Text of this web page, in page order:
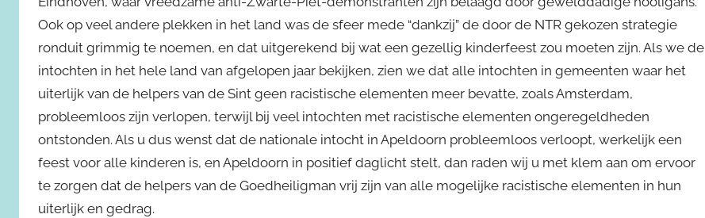
Ook op veel andere plekken in het land was de sfeer mede “dankzij” de door de NTR gekozen strategie
ronduit grimmig te noemen, en dat uitgerekend bij wat een gezellig kinderfeest zou moeten zijn. Als we de
intochten in het hele land van afgelopen jaar bekijken, zien we dat alle intochten in gemeenten waar het
uiterlijk van de helpers van de Sint geen racistische elementen meer bevatte, zoals Amsterdam,
probleemloos zijn verlopen, terwijl bij veel intochten met racistische elementen ongeregeldheden
ontstonden. Als u dus wenst dat de nationale intocht in Apeldoorn probleemloos verloopt, werkelijk een
feest voor alle kinderen is, en Apeldoorn in positief daglicht stelt, dan raden wij u met klem aan om ervoor
te zorgen dat de helpers van de Goedheiligman vrij zijn van alle mogelijke racistische elementen in hun
uiterlijk en gedrag.